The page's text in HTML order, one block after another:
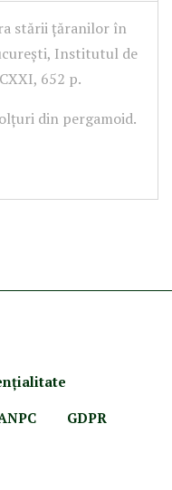
stării țăranilor în
Institutul de
652 p.
din pergamoid.
ialitate
GDPR